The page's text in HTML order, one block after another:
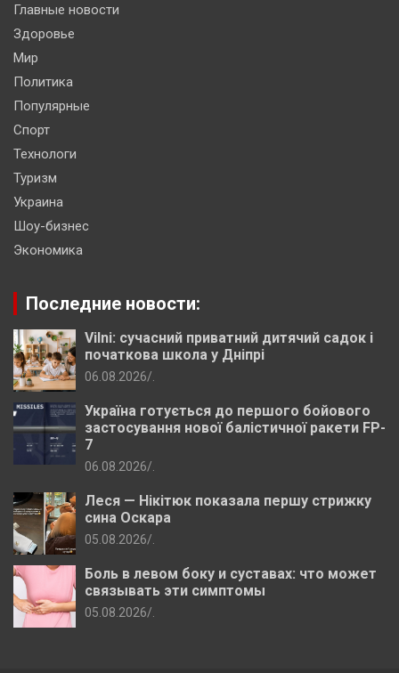
Главные новости
Здоровье
Мир
Политика
Популярные
Спорт
Технологи
Туризм
Украина
Шоу-бизнес
Экономика
Последние новости:
Vilni: сучасний приватний дитячий садок і
початкова школа у Дніпрі
06.08.2026
Україна готується до першого бойового
застосування нової балістичної ракети FP-
7
06.08.2026
Леся — Нікітюк показала першу стрижку
сина Оскара
05.08.2026
Боль в левом боку и суставах: что может
связывать эти симптомы
05.08.2026